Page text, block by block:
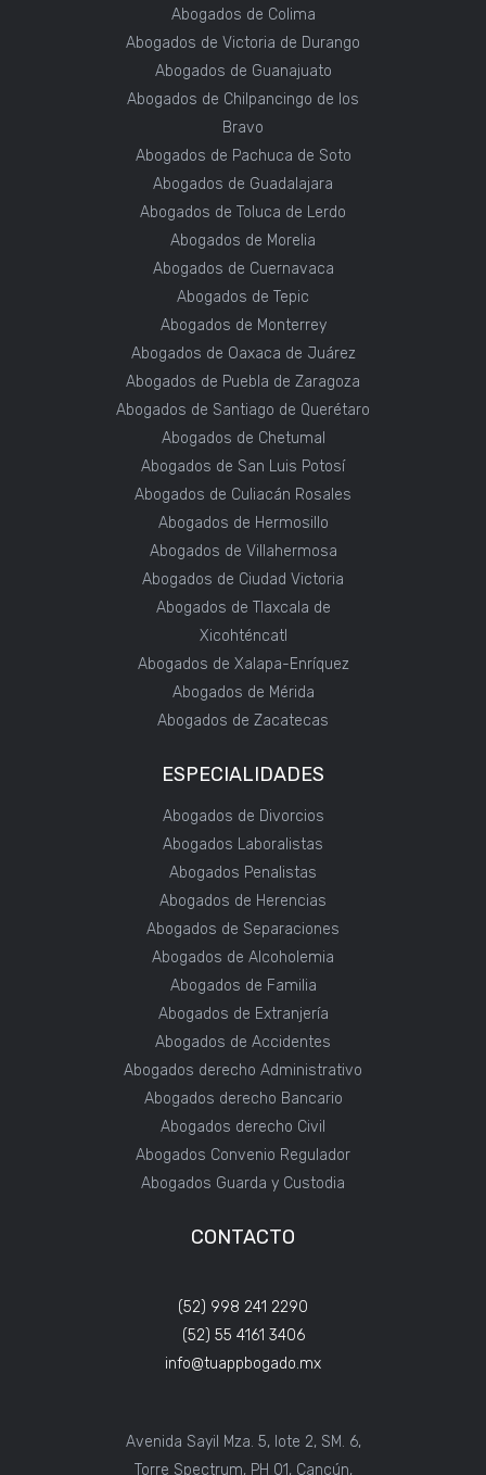
Abogados de Colima
Abogados de Victoria de Durango
Abogados de Guanajuato
Abogados de Chilpancingo de los
Bravo
Abogados de Pachuca de Soto
Abogados de Guadalajara
Abogados de Toluca de Lerdo
Abogados de Morelia
Abogados de Cuernavaca
Abogados de Tepic
Abogados de Monterrey
Abogados de Oaxaca de Juárez
Abogados de Puebla de Zaragoza
Abogados de Santiago de Querétaro
Abogados de Chetumal
Abogados de San Luis Potosí
Abogados de Culiacán Rosales
Abogados de Hermosillo
Abogados de Villahermosa
Abogados de Ciudad Victoria
Abogados de Tlaxcala de
Xicohténcatl
Abogados de Xalapa-Enríquez
Abogados de Mérida
Abogados de Zacatecas
ESPECIALIDADES
Abogados de Divorcios
Abogados Laboralistas
Abogados Penalistas
Abogados de Herencias
Abogados de Separaciones
Abogados de Alcoholemia
Abogados de Familia
Abogados de Extranjería
Abogados de Accidentes
Abogados derecho Administrativo
Abogados derecho Bancario
Abogados derecho Civil
Abogados Convenio Regulador
Abogados Guarda y Custodia
CONTACTO
(52) 998 241 2290
(52) 55 4161 3406
info@tuappbogado.mx
Avenida Sayil Mza. 5, lote 2, SM. 6,
Torre Spectrum, PH 01, Cancún,